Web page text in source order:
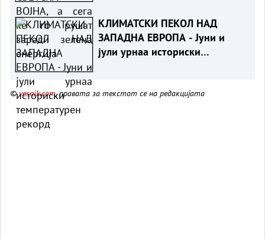
КЛИМАТСКИ ПЕКОЛ НАД
ЗАПАДНА ЕВРОПА - Јуни и
јули урнаа историски
©vesnik.com, правата за текстот се на редакцијата